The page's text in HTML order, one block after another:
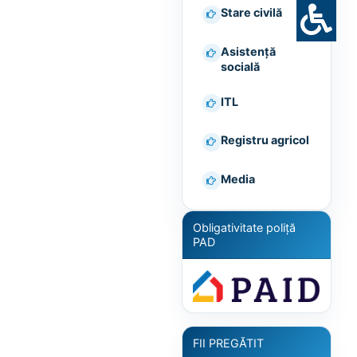
Stare civilă
Asistență
socială
ITL
Registru agricol
Media
Obligativitate poliță
PAD
FII PREGĂTIT